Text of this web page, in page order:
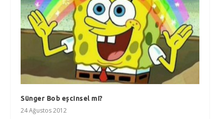
Sünger Bob eşcinsel mi?
24 Ağustos 2012